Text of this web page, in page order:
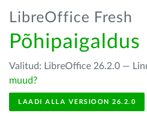
LibreOffice Fresh
Põhipaigaldus
Valitud: LibreOffice 26.2.0 —
muud?
LAADI ALLA VERSIOON 26.2.0